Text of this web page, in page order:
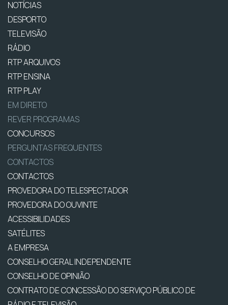
NOTÍCIAS
DESPORTO
TELEVISÃO
RÁDIO
RTP ARQUIVOS
RTP ENSINA
RTP PLAY
EM DIRETO
REVER PROGRAMAS
CONCURSOS
PERGUNTAS FREQUENTES
CONTACTOS
CONTACTOS
PROVEDORA DO TELESPECTADOR
PROVEDORA DO OUVINTE
ACESSIBILIDADES
SATÉLITES
A EMPRESA
CONSELHO GERAL INDEPENDENTE
CONSELHO DE OPINIÃO
CONTRATO DE CONCESSÃO DO SERVIÇO PÚBLICO DE